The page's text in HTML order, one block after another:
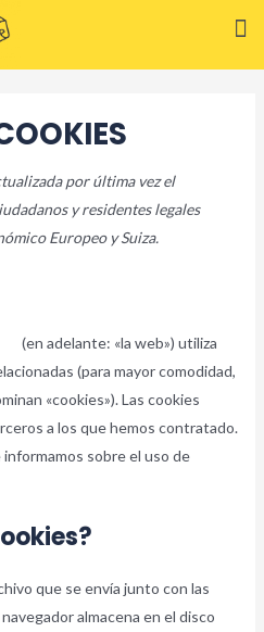
por última vez el
y residentes legales
Europeo y Suiza.
(en adelante: «la web») utiliza
(para mayor comodidad,
«cookies»). Las cookies
a los que hemos contratado.
sobre el uso de
que se envía junto con las
almacena en el disco